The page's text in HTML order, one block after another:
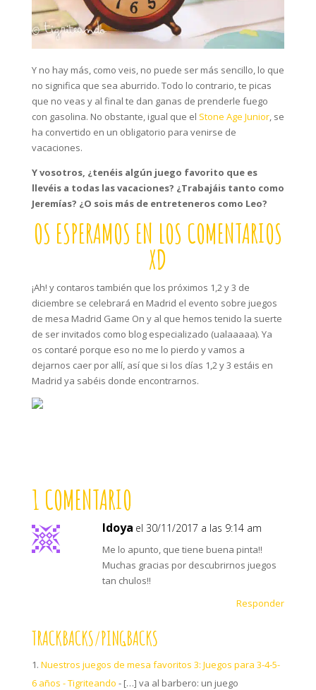
Y no hay más, como veis, no puede ser más sencillo, lo que
no significa que sea aburrido. Todo lo contrario, te picas
que no veas y al final te dan ganas de prenderle fuego
con gasolina. No obstante, igual que el Stone Age Junior, se
ha convertido en un obligatorio para venirse de
vacaciones.
Y vosotros, ¿tenéis algún juego favorito que es
llevéis a todas las vacaciones? ¿Trabajáis tanto como
Jeremías? ¿O sois más de entreteneros como Leo?
OS ESPERAMOS EN LOS COMENTARIOS
XD
¡Ah! y contaros también que los próximos 1,2 y 3 de
diciembre se celebrará en Madrid el evento sobre juegos
de mesa Madrid Game On y al que hemos tenido la suerte
de ser invitados como blog especializado (ualaaaaa). Ya
os contaré porque eso no me lo pierdo y vamos a
dejarnos caer por allí, así que si los días 1,2 y 3 estáis en
Madrid ya sabéis donde encontrarnos.
1 COMENTARIO
Idoya el 30/11/2017 a las 9:14 am
Me lo apunto, que tiene buena pinta!!
Muchas gracias por descubrirnos juegos
tan chulos!!
Responder
TRACKBACKS/PINGBACKS
Nuestros juegos de mesa favoritos 3: Juegos para 3-4-5-
6 años - Tigriteando - […] va al barbero: un juego